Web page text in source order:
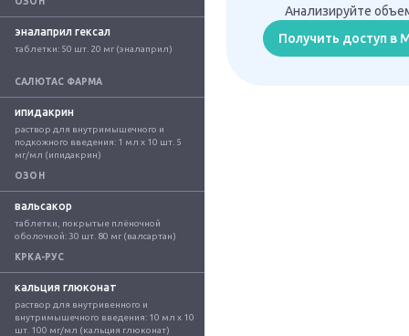
эналаприл гексал
таблетки: 50 шт. 20 мг (эналаприл)
САЛЮТАС ФАРМА
ипидакрин
раствор для внутримышечного и
подкожного введения: 1 мл x 10 шт. 5
мг/мл (ипидакрин)
ОЗОН
вальсакор
таблетки, покрытые плёночной
оболочкой: 30 шт. 80 мг (валсартан)
КРКА-РУС
кальция глюконат
раствор для внутривенного и
внутримышечного введения: 10 мл x 10
шт. 100 мг/мл (кальция глюконат)
Анализируйте
Получить доступ в